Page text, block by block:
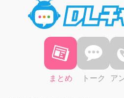
まとめ トーク ア